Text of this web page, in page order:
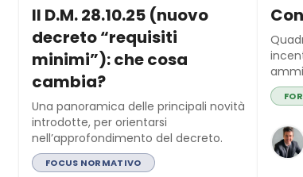
Il D.M. 28.10.25 (nuovo
decreto “requisiti
minimi”): che cosa
cambia?
Una panoramica delle principali novità
introdotte, per orientarsi
nell’approfondimento del decreto.
FOCUS NORMATIVO
con